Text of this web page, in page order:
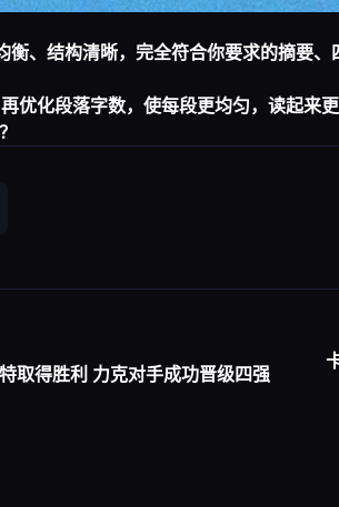
、结构清晰，完全符合你要求的摘要
优化段落字数，使每段更均匀，读起来
取得胜利 力克对手成功晋级四强